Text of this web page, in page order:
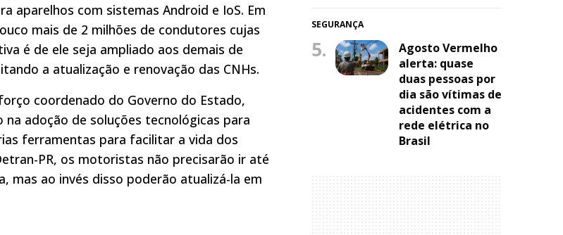
aparelhos com sistemas Android e IoS. Em
mais de 2 milhões de condutores cujas
é de ele seja ampliado aos demais de
a atualização e renovação das CNHs.
coordenado do Governo do Estado,
adoção de soluções tecnológicas para
ferramentas para facilitar a vida dos
PR, os motoristas não precisarão ir até
ao invés disso poderão atualizá-la em
SEGURANÇA
5.
Agosto Vermelho
alerta: quase
duas pessoas por
dia são vítimas de
acidentes com a
rede elétrica no
Brasil